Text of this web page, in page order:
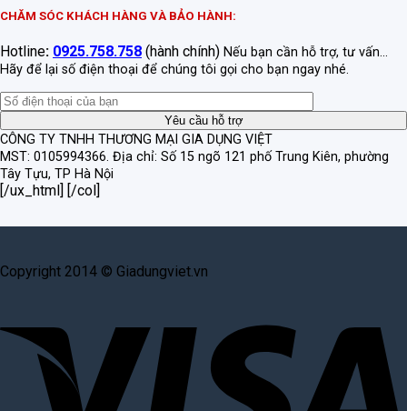
CHĂM SÓC KHÁCH HÀNG VÀ BẢO HÀNH:
Hotline: 0925.758.758 (hành chính) Nếu bạn cần hỗ trợ, tư vấn...
Hãy để lại số điện thoại để chúng tôi gọi cho bạn ngay nhé.
CÔNG TY TNHH THƯƠNG MẠI GIA DỤNG VIỆT
MST: 0105994366. Địa chỉ: Số 15 ngõ 121 phố Trung Kiên, phường
Tây Tựu, TP Hà Nội
[/ux_html] [/col]
Copyright 2014 © Giadungviet.vn